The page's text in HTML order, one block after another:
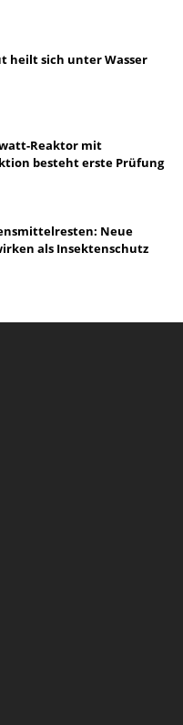
heilt sich unter Wasser
Reaktor mit
besteht erste Prüfung
Neue
als Insektenschutz